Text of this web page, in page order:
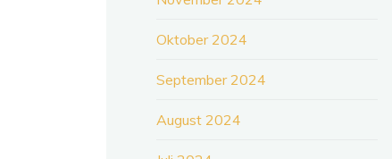
Oktober 2024
September 2024
August 2024